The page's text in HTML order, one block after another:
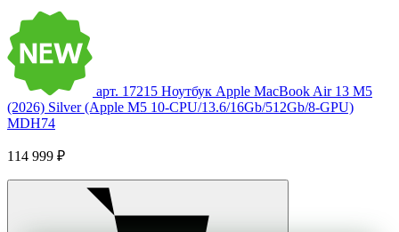
арт. 17215 Ноутбук Apple MacBook Air 13 M5
(2026) Silver (Apple M5 10-CPU/13.6/16Gb/512Gb/8-GPU)
MDH74
114 999 ₽